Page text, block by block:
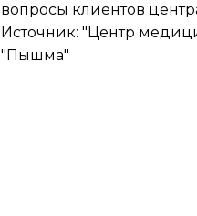
вопросы клиентов
Источник: "Центр
"Пышма"